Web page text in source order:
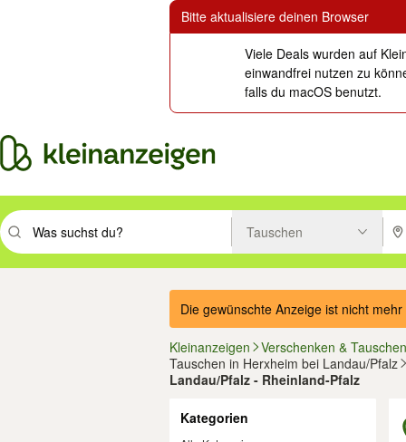
Bitte aktualisiere deinen Browser
Viele Deals wurden auf
einwandfrei nutzen zu
falls du macOS benutzt.
Suchbegriff eingeben. Eingabetaste drücken um zu suchen, oder
Tauschen
Die gewünschte Anzeige ist nicht
Kleinanzeigen
Verschenken & Tauschen
Tauschen in Herxheim bei Landau/Pfalz
Landau/Pfalz - Rheinland-Pfalz
Kategorien